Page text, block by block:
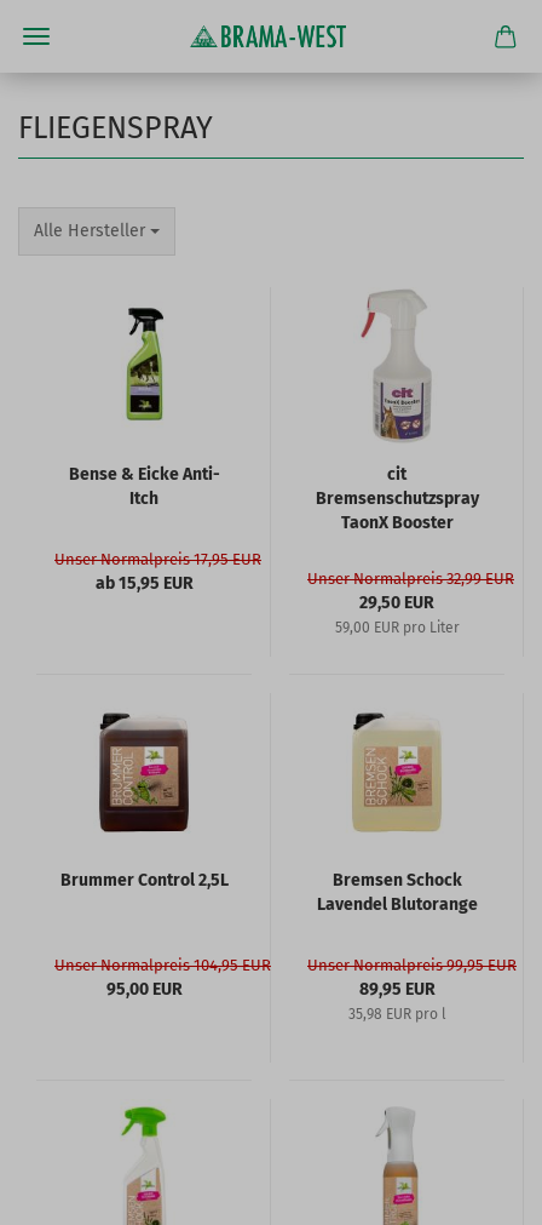
FLIEGENSPRAY
Alle Hersteller
Bense & Eicke Anti-
Itch
Unser Normalpreis 17,95 EUR
ab 15,95 EUR
cit
Bremsenschutzspray
TaonX Booster
Unser Normalpreis 32,99 EUR
29,50 EUR
59,00 EUR pro Liter
Brummer Control 2,5L
Unser Normalpreis 104,95 EUR
95,00 EUR
Bremsen Schock
Lavendel Blutorange
Unser Normalpreis 99,95 EUR
89,95 EUR
35,98 EUR pro l